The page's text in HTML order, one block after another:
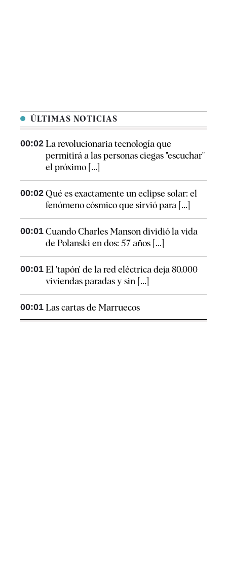
ÚLTIMAS NOTICIAS
00:02 La revolucionaria tecnología que
permitirá a las personas ciegas "escuchar"
el próximo [...]
00:02 Qué es exactamente un eclipse solar: el
fenómeno cósmico que sirvió para [...]
00:01 Cuando Charles Manson dividió la vida
de Polanski en dos: 57 años [...]
00:01 El 'tapón' de la red eléctrica deja 80.000
viviendas paradas y sin [...]
00:01 Las cartas de Marruecos